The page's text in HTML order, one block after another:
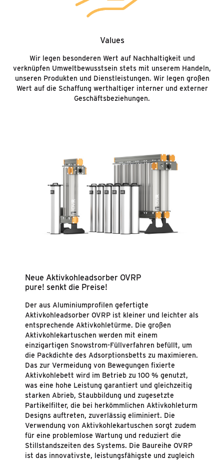
Values
Wir legen besonderen Wert auf Nachhaltigkeit und
verknüpfen Umweltbewusstsein stets mit unserem Handeln,
unseren Produkten und Dienstleistungen. Wir legen großen
Wert auf die Schaffung werthaltiger interner und externer
Geschäftsbeziehungen.
Neue Aktivkohleadsorber OVRP
pure! senkt die Preise!
Der aus Aluminiumprofilen gefertigte
Aktivkohleadsorber OVRP ist kleiner und leichter als
entsprechende Aktivkohletürme. Die großen
Aktivkohlekartuschen werden mit einem
einzigartigen Snowstrom-Füllverfahren befüllt, um
die Packdichte des Adsorptionsbetts zu maximieren.
Das zur Vermeidung von Bewegungen fixierte
Aktivkohlebett wird im Betrieb zu 100 % genutzt,
was eine hohe Leistung garantiert und gleichzeitig
starken Abrieb, Staubbildung und zugesetzte
Partikelfilter, die bei herkömmlichen Aktivkohleturm
Designs auftreten, zuverlässig eliminiert. Die
Verwendung von Aktivkohlekartuschen sorgt zudem
für eine problemlose Wartung und reduziert die
Stillstandszeiten des Systems. Die Baureihe OVRP
ist das innovativste, leistungsfähigste und zugleich